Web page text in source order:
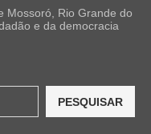
Mossoró, Rio Grande do
e da democracia
PESQUISAR